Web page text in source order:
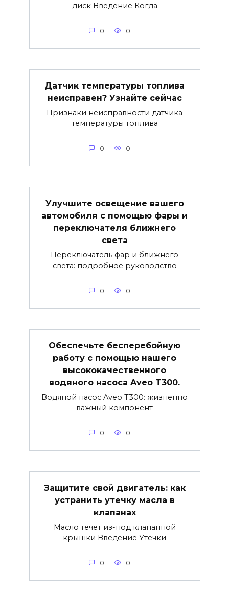
диск Введение Когда
0 0
Датчик температуры топлива
неисправен? Узнайте сейчас
Признаки неисправности датчика
температуры топлива
0 0
Улучшите освещение вашего
автомобиля с помощью фары и
переключателя ближнего
света
Переключатель фар и ближнего
света: подробное руководство
0 0
Обеспечьте бесперебойную
работу с помощью нашего
высококачественного
водяного насоса Aveo T300.
Водяной насос Aveo T300: жизненно
важный компонент
0 0
Защитите свой двигатель: как
устранить утечку масла в
клапанах
Масло течет из-под клапанной
крышки Введение Утечки
0 0